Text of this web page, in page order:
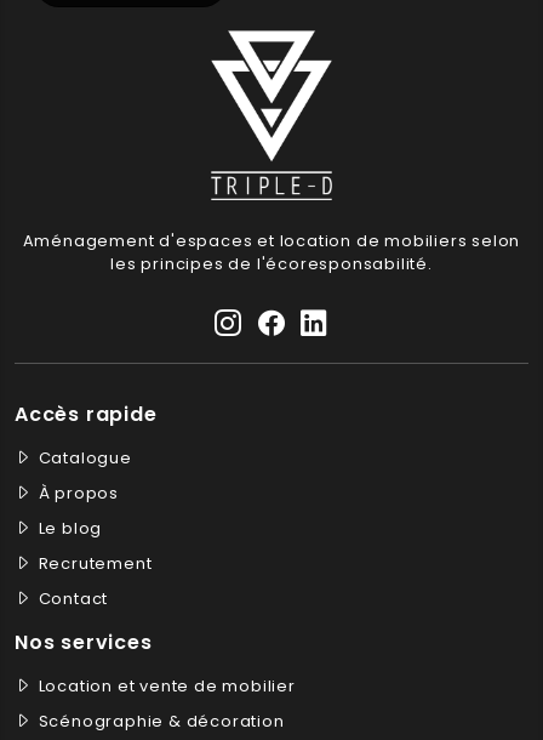
Aménagement d'espaces et location de mobiliers selon
les principes de l'écoresponsabilité.
Accès rapide
Catalogue
À propos
Le blog
Recrutement
Contact
Nos services
Location et vente de mobilier
Scénographie & décoration